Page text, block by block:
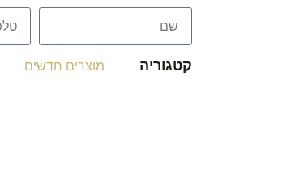
קטגוריה מוצרים חדשים